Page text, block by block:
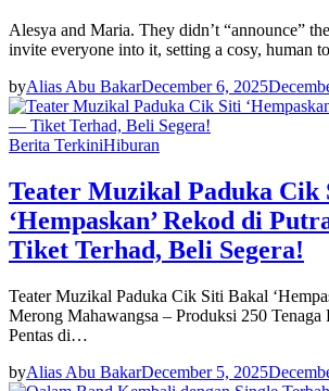
Alesya and Maria. They didn’t “announce”
invite everyone into it, setting a cosy, human
byAlias Abu BakarDecember 6, 2025
Berita TerkiniHiburan
Teater Muzikal Paduka Cik
‘Hempaskan’ Rekod di
Tiket Terhad, Beli Segera!
Teater Muzikal Paduka Cik Siti Bakal
Merong Mahawangsa – Produksi 250 Tenaga
Pentas di…
byAlias Abu BakarDecember 5, 2025